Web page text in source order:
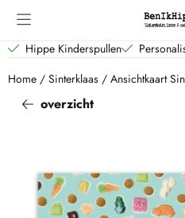
Cookievoorkeuren zijn
Hippe Kinderspullen
Home / Sinterklaas / Ansichtkaart
overzicht